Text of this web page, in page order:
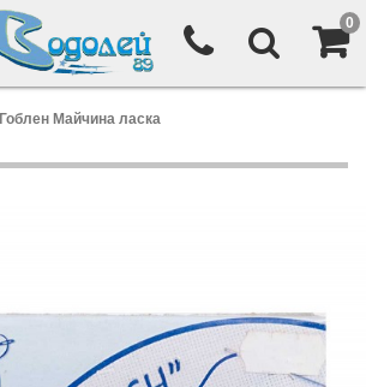
0
Гоблен Майчина ласка